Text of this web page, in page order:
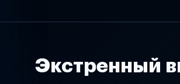
Экстренный